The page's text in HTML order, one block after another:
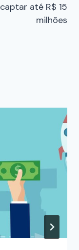
captar até R$ 15
milhões